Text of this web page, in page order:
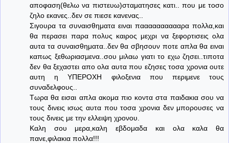
αποφαση(θελω να πιστευω)σταματησες κατι.. που με τοσο
ζηλο εκανες..δεν σε πιεσε κανενας..
Σιγουρα τα συναισθηματα ειναι πααααααααααρα πολλα,και
θα περασει παρα πολυς καιρος μεχρι να ξεφορτισεις ολα
αυτα τα συναισθηματα..δεν θα σβησουν ποτε απλα θα ειναι
καπως ξεθωριασμενα..σου μιλαω γιατι το εχω ζησει..τιποτα
δεν θα ξεχαστει απο ολα αυτα που εζησες τοσα χρονια ουτε
αυτη η ΥΠΕΡΟΧΗ φιλοξενια που περιμενε τους
συναδελφους..
Τωρα θα εισαι απλα ακομα πιο κοντα στα παιδακια σου να
τους δινεις ισως αυτα που τοσα χρονια δεν μπορουσες να
τους δινεις με την ελλειψη χρονου.
Καλη σου μερα,καλη εβδομαδα και ολα καλα θα
πανε,φιλακια πολλα!!!